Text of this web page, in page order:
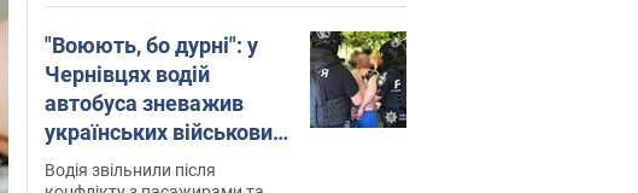
"Воюють, бо дурні": у
Чернівцях водій
автобуса зневажив
українських військових
і поплатився. Відео
Водія звільнили після